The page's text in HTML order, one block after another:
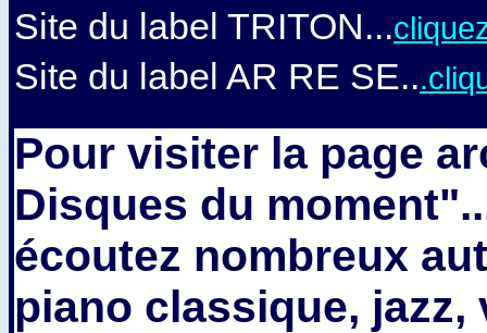
Site du label TRITON...
Site du label AR RE SE..
Pour visiter la page
Disques du
écoutez nombreux
piano classique, jazz,